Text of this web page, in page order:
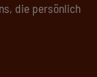
- wir